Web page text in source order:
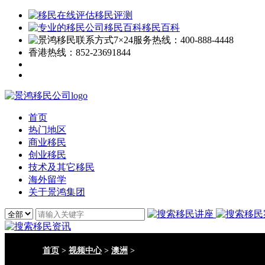
移民评测
移民百科
7×24服务热线： 400-888-4448
香港热线： 852-23691844
首页
热门地区
商业移民
创业移民
技术及其它移民
海外留学
关于景鸿集团
首页 > 视频中心> 澳洲 >